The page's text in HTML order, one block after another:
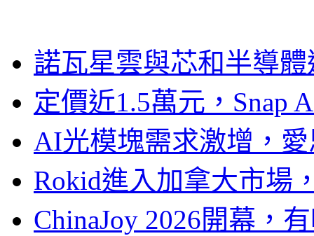
諾瓦星雲與芯和半導
定價近1.5萬元，Snap
AI光模塊需求激增，
Rokid進入加拿大市場
ChinaJoy 2026開幕，